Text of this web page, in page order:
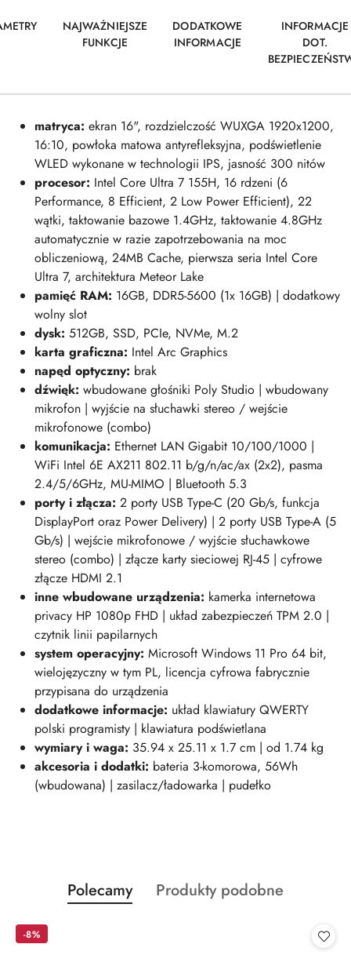
NAJWAŻNIEJSZE
FUNKCJE
DODATKOWE
INFORMACJE
INFORMACJE
DOT.
matryca: ekran 16", rozdzielczość WUXGA 1920x1200,
16:10, powłoka matowa antyrefleksyjna, podświetlenie
WLED wykonane w technologii IPS, jasność 300 nitów
procesor: Intel Core Ultra 7 155H, 16 rdzeni (6
Performance, 8 Efficient, 2 Low Power Efficient), 22
wątki, taktowanie bazowe 1.4GHz, taktowanie 4.8GHz
automatycznie w razie zapotrzebowania na moc
obliczeniową, 24MB Cache, pierwsza seria Intel Core
Ultra 7, architektura Meteor Lake
pamięć RAM: 16GB, DDR5-5600 (1x 16GB) | dodatkowy
wolny slot
dysk: 512GB, SSD, PCIe, NVMe, M.2
karta graficzna: Intel Arc Graphics
napęd optyczny: brak
dźwięk: wbudowane głośniki Poly Studio | wbudowany
mikrofon | wyjście na słuchawki stereo / wejście
mikrofonowe (combo)
komunikacja: Ethernet LAN Gigabit 10/100/1000 |
WiFi Intel 6E AX211 802.11 b/g/n/ac/ax (2x2), pasma
2.4/5/6GHz, MU-MIMO | Bluetooth 5.3
porty i złącza: 2 porty USB Type-C (20 Gb/s, funkcja
DisplayPort oraz Power Delivery) | 2 porty USB Type-A (5
Gb/s) | wejście mikrofonowe / wyjście słuchawkowe
stereo (combo) | złącze karty sieciowej RJ-45 | cyfrowe
złącze HDMI 2.1
inne wbudowane urządzenia: kamerka internetowa
privacy HP 1080p FHD | układ zabezpieczeń TPM 2.0 |
czytnik linii papilarnych
system operacyjny: Microsoft Windows 11 Pro 64 bit,
wielojęzyczny w tym PL, licencja cyfrowa fabrycznie
przypisana do urządzenia
dodatkowe informacje: układ klawiatury QWERTY
polski programisty | klawiatura podświetlana
wymiary i waga: 35.94 x 25.11 x 1.7 cm | od 1.74 kg
akcesoria i dodatki: bateria 3-komorowa, 56Wh
(wbudowana) | zasilacz/ładowarka | pudełko
Pomiń karuzelę produktów
Produkty
o
Polecamy
Produkty
Produkty podobne
-8%